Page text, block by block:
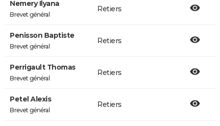
Nemery Ilyana
Brevet général
Retiers
Penisson Baptiste
Brevet général
Retiers
Perrigault Thomas
Brevet général
Retiers
Petel Alexis
Brevet général
Retiers